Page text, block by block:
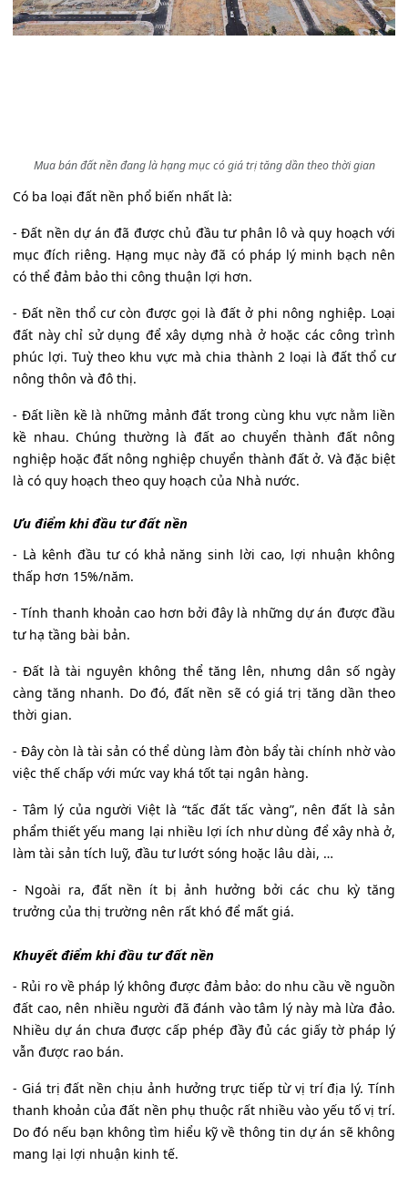
Mua bán đất nền đang là hạng mục có giá trị tăng dần theo thời gian
Có ba loại đất nền phổ biến nhất là:
- Đất nền dự án đã được chủ đầu tư phân lô và quy hoạch với
mục đích riêng. Hạng mục này đã có pháp lý minh bạch nên
có thể đảm bảo thi công thuận lợi hơn.
- Đất nền thổ cư còn được gọi là đất ở phi nông nghiệp. Loại
đất này chỉ sử dụng để xây dựng nhà ở hoặc các công trình
phúc lợi. Tuỳ theo khu vực mà chia thành 2 loại là đất thổ cư
nông thôn và đô thị.
- Đất liền kề là những mảnh đất trong cùng khu vực nằm liền
kề nhau. Chúng thường là đất ao chuyển thành đất nông
nghiệp hoặc đất nông nghiệp chuyển thành đất ở. Và đặc biệt
là có quy hoạch theo quy hoạch của Nhà nước.
Ưu điểm khi đầu tư đất nền
- Là kênh đầu tư có khả năng sinh lời cao, lợi nhuận không
thấp hơn 15%/năm.
- Tính thanh khoản cao hơn bởi đây là những dự án được đầu
tư hạ tầng bài bản.
- Đất là tài nguyên không thể tăng lên, nhưng dân số ngày
càng tăng nhanh. Do đó, đất nền sẽ có giá trị tăng dần theo
thời gian.
- Đây còn là tài sản có thể dùng làm đòn bẩy tài chính nhờ vào
việc thế chấp với mức vay khá tốt tại ngân hàng.
- Tâm lý của người Việt là “tấc đất tấc vàng”, nên đất là sản
phẩm thiết yếu mang lại nhiều lợi ích như dùng để xây nhà ở,
làm tài sản tích luỹ, đầu tư lướt sóng hoặc lâu dài, …
- Ngoài ra, đất nền ít bị ảnh hưởng bởi các chu kỳ tăng
trưởng của thị trường nên rất khó để mất giá.
Khuyết điểm khi đầu tư đất nền
- Rủi ro về pháp lý không được đảm bảo: do nhu cầu về nguồn
đất cao, nên nhiều người đã đánh vào tâm lý này mà lừa đảo.
Nhiều dự án chưa được cấp phép đầy đủ các giấy tờ pháp lý
vẫn được rao bán.
- Giá trị đất nền chịu ảnh hưởng trực tiếp từ vị trí địa lý. Tính
thanh khoản của đất nền phụ thuộc rất nhiều vào yếu tố vị trí.
Do đó nếu bạn không tìm hiểu kỹ về thông tin dự án sẽ không
mang lại lợi nhuận kinh tế.